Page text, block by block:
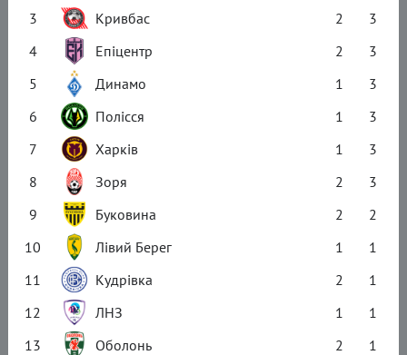
3
Кривбас 2
3
4
Епіцентр 2
3
5
Динамо 1
3
6
Полісся 1
3
7
Харків 1
3
8
Зоря 2
3
9
Буковина 2
2
10
Лівий Берег 1
1
11
Кудрівка 2
1
12
ЛНЗ 1
1
13
Оболонь 2
1